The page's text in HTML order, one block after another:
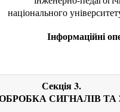
національного
Інформаційні
Секція 3.
СИГНАЛІВ ТА